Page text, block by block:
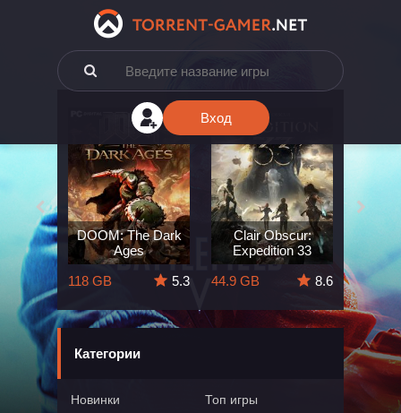
Вход
The
5.7
DOOM: The Dark
Ages
118 GB
5.3
Clair Obscur:
Expedition 33
44.9 GB
8.6
164 GB
Категории
Новинки
Топ игры